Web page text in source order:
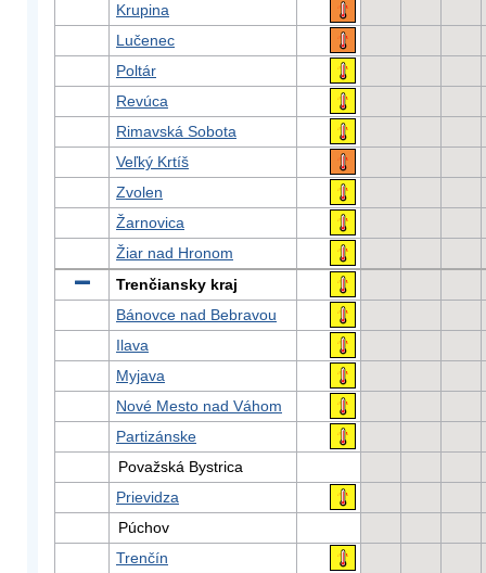
Krupina
Lučenec
Poltár
Revúca
Rimavská Sobota
Veľký Krtíš
Zvolen
Žarnovica
Žiar nad Hronom
Trenčiansky kraj
Bánovce nad Bebravou
Ilava
Myjava
Nové Mesto nad Váhom
Partizánske
Považská Bystrica
Prievidza
Púchov
Trenčín